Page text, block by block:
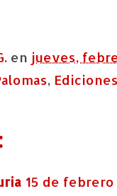
en jueves,
,
15 de febrero